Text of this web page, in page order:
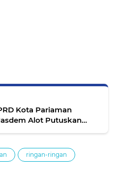
Kota Pariaman
Alot Putuskan
ringan-ringan